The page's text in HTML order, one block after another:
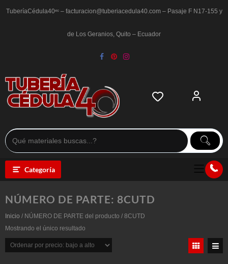
TuberíaCédula40ᵉᶜ – facturacion@tuberiacedula40.com – Pasaje F N17-155 y
de Los Geranios, Quito – Ecuador
Categoría
NÚMERO DE PARTE: 8CUTD
Inicio / NÚMERO DE PARTE del producto / 8CUTD
Mostrando el único resultado